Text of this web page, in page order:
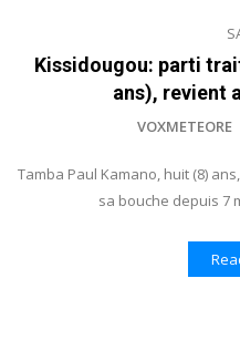
Kissidougou: parti
ans), revient
VOXMETEORE
Tamba Paul Kamano, huit (8)
sa bouche depuis 7